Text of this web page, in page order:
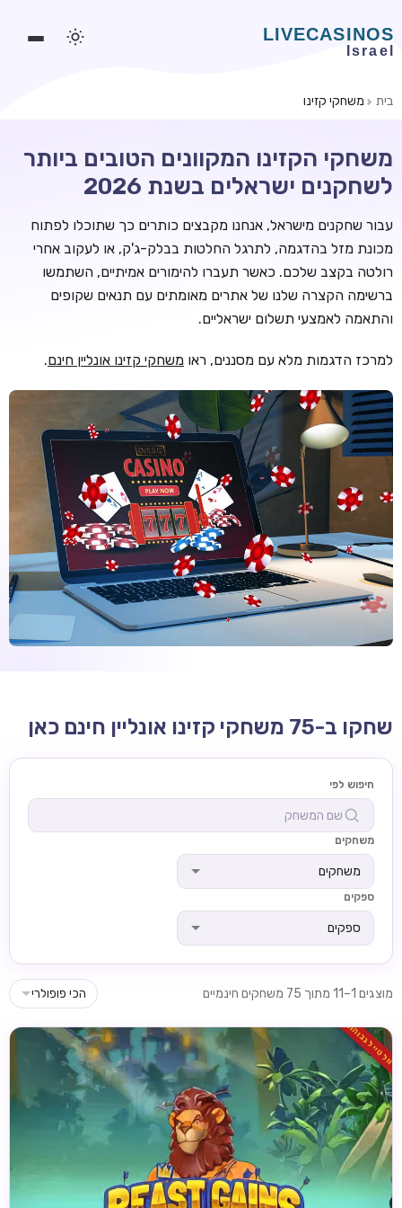
משחקים חינמיים
סלוטים אונליין
מדריכי קזינו
מונדיאל 2026 הימורים
בלאקג'ק אונליין
וידאו פוקר
בונוסים בקזינו אונליין
קזינו קריפטו
טורנירי קזינו
הימורי ספורט
צור קשר
טיפים
בית משחקי קזינו
משחקי הקזינו המקוונים הטובים ביותר
לשחקנים ישראלים בשנת 2026
עבור שחקנים מישראל, אנחנו מקבצים כותרים כך שתוכלו לפתוח
מכונת מזל בהדגמה, לתרגל החלטות בבלק-ג'ק, או לעקוב אחרי
רולטה בקצב שלכם. כאשר תעברו להימורים אמיתיים, השתמשו
ברשימה הקצרה שלנו של אתרים מאומתים עם תנאים שקופים
והתאמה לאמצעי תשלום ישראליים.
למרכז הדגמות מלא עם מסננים, ראו משחקי קזינו אונליין חינם.
שחקו ב-75 משחקי קזינו אונליין חינם כאן
חיפוש לפי
משחקים
משחקים
ספקים
ספקים
מוצגים 1–11 מתוך 75 משחקים חינמיים הכי פופולרי
וולטייל גבוהה